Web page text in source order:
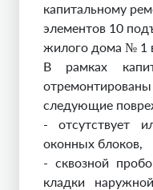
капитальному
элементов 10
жилого дома № 1
В рамках
следующие
- отсутствует
оконных блоков,
- сквозной
кладки